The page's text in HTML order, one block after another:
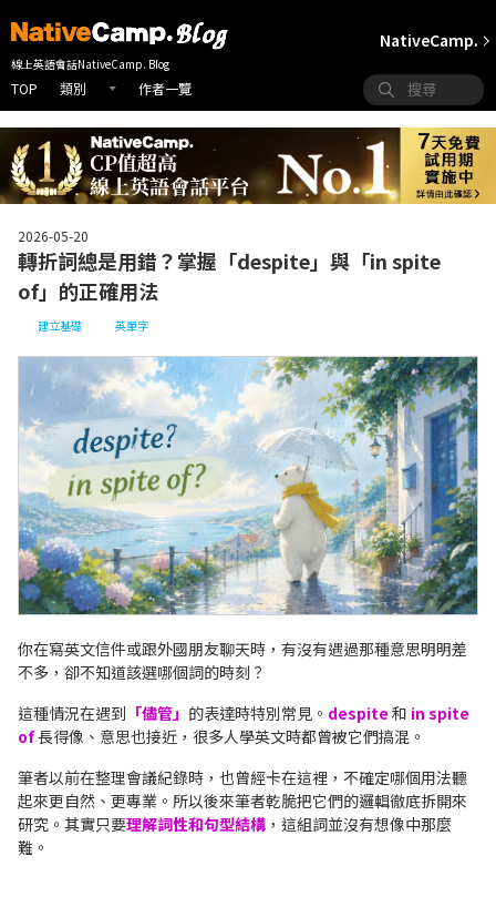
線上英語會話NativeCamp. Blog
TOP 類別 作者一覽
NativeCamp.
2026-05-20
轉折詞總是用錯？掌握「despite」與「in spite
of」的正確用法
建立基礎 英單字
你在寫英文信件或跟外國朋友聊天時，有沒有遇過那種意思明明差
不多，卻不知道該選哪個詞的時刻？
這種情況在遇到 「儘管」 的表達時特別常見。 despite 和 in spite
of長得像、意思也接近，很多人學英文時都曾被它們搞混。
筆者以前在整理會議紀錄時，也曾經卡在這裡，不確定哪個用法聽
起來更自然、更專業。所以後來筆者乾脆把它們的邏輯徹底拆開來
研究。其實只要理解詞性和句型結構 ，這組詞並沒有想像中那麼
難。